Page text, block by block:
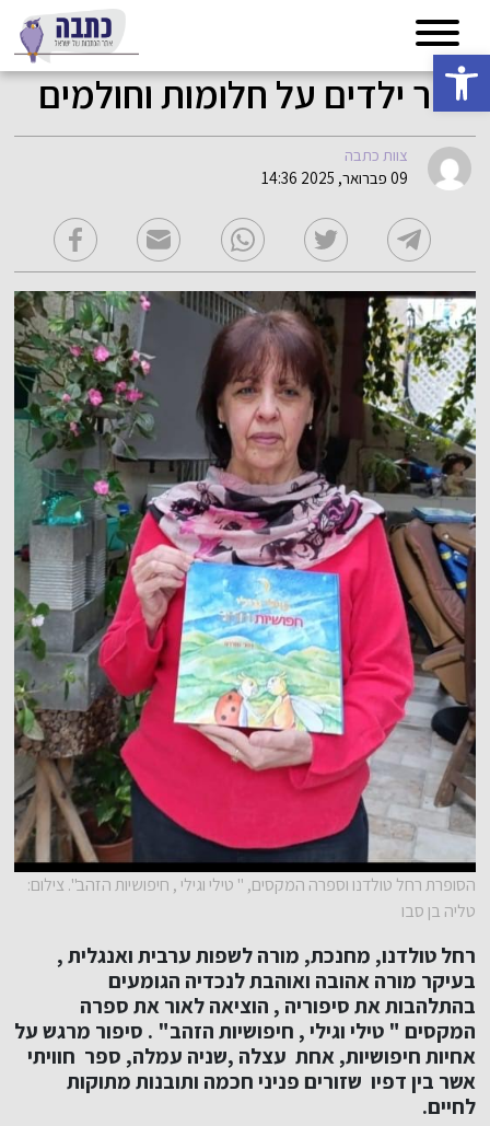
פתח סרגל נגישות
ספר ילדים על חלומות וחולמים
צוות כתבה
09 פברואר, 2025 14:36
הסופרת רחל טולדנו וספרה המקסים, " טילי וגילי , חיפושיות הזהב". צילום:
טליה בן סבו
רחל טולדנו, מחנכת, מורה לשפות ערבית ואנגלית ,
בעיקר מורה אהובה ואוהבת לנכדיה הגומעים
בהתלהבות את סיפוריה , הוציאה לאור את ספרה
המקסים " טילי וגילי , חיפושיות הזהב" . סיפור מרגש על
אחיות חיפושיות, אחת עצלה ,שניה עמלה, ספר חוויתי
אשר בין דפיו שזורים פניני חכמה ותובנות מתוקות
לחיים.